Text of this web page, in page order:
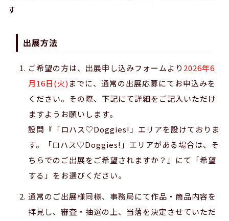
す
出展方法
ご希望の方は、出展申し込みフォームより 2026年6
月16日(火) までに、通常の出展応募にてお申込みを
ください。その際、下記にて詳細をご記入いただけ
ますようお願いします。
設問『「ロハス♡Doggies!」エリアを設けておりま
す。
「ロハス♡Doggies!」エリアがある場合は、そ
ちらでのご出展をご希望されますか？』にて「希望
する」をお選びください。
通常のご出展様同様、事務局にて作品・商品内容を
拝見し、審査・抽選の上、当落を決定させていただ